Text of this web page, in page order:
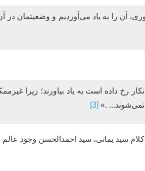
آن را به یاد می‌آوردیم و وضعیتمان در
رخ داده است به یاد بیاورند؛ زیرا
نمی‌شوند... .» [3]
سید یمانی، سید احمدالحسن وجود عالم